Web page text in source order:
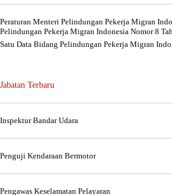
Peraturan Menteri Pelindungan Pekerja Migran
Pelindungan Pekerja Migran Indonesia Nomor 8
Satu Data Bidang Pelindungan Pekerja Migran
Jabatan Terbaru
Inspektur Bandar Udara
Penguji Kendaraan Bermotor
Pengawas Keselamatan Pelayaran